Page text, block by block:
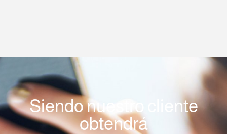
Siendo nuestro cliente
obtendrá